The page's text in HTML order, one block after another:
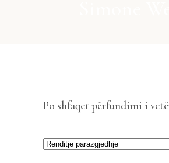
Po shfaqet përfundimi i